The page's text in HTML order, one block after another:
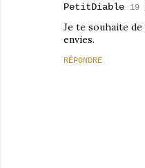
PetitDiable 19
Je te souhaite
envies.
RÉPONDRE